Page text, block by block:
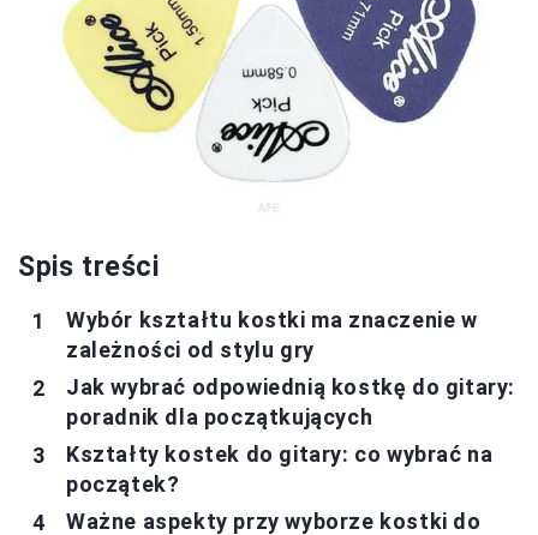
Spis treści
Wybór kształtu kostki ma znaczenie w
zależności od stylu gry
Jak wybrać odpowiednią kostkę do gitary:
poradnik dla początkujących
Kształty kostek do gitary: co wybrać na
początek?
Ważne aspekty przy wyborze kostki do